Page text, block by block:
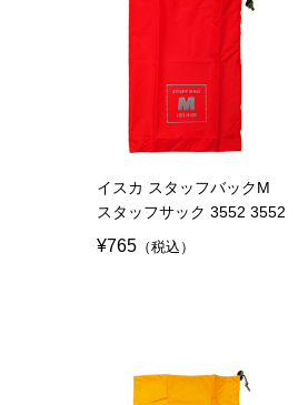
イスカ スタッフバックM
スタッフサック 3552 3552
¥765 （税込）